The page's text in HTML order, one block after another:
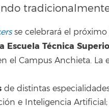
se celebrará el próximo
Escuela Técnica
el Campus Anchieta. La
de distintas
e Inteligencia